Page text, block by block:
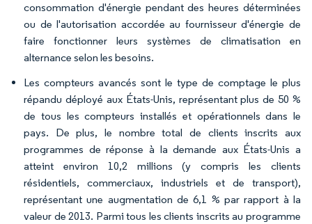
consommation d'énergie pendant des heures déterminées
ou de l'autorisation accordée au fournisseur d'énergie de
faire fonctionner leurs systèmes de climatisation en
alternance selon les besoins.
Les compteurs avancés sont le type de comptage le plus
répandu déployé aux États-Unis, représentant plus de 50 %
de tous les compteurs installés et opérationnels dans le
pays. De plus, le nombre total de clients inscrits aux
programmes de réponse à la demande aux États-Unis a
atteint environ 10,2 millions (y compris les clients
résidentiels, commerciaux, industriels et de transport),
représentant une augmentation de 6,1 % par rapport à la
valeur de 2013. Parmi tous les clients inscrits au programme